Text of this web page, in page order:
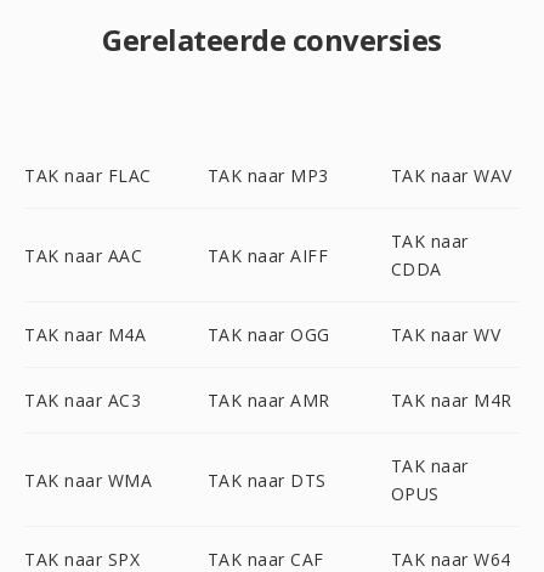
Gerelateerde conversies
TAK naar FLAC TAK naar MP3 TAK naar WAV
TAK naar AAC TAK naar AIFF
TAK naar
CDDA
TAK naar M4A TAK naar OGG TAK naar WV
TAK naar AC3 TAK naar AMR TAK naar M4R
TAK naar WMA TAK naar DTS
TAK naar
OPUS
TAK naar SPX TAK naar CAF TAK naar W64